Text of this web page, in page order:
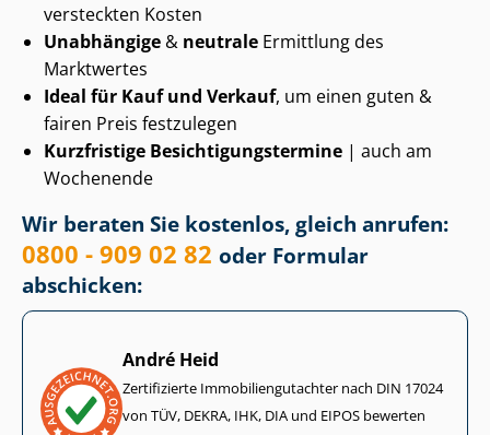
versteckten Kosten
Unabhängige & neutrale Ermittlung des
Marktwertes
Ideal für Kauf und Verkauf, um einen guten &
fairen Preis festzulegen
Kurzfristige Be­sich­ti­gungs­ter­mi­ne | auch am
Wochenende
Wir beraten Sie kostenlos, gleich anrufen:
0800 - 909 02 82 oder Formular
abschicken:
André Heid
Zertifizierte Im­mo­bi­li­en­gut­ach­ter nach DIN 17024
von TÜV, DEKRA, IHK, DIA und EIPOS bewerten